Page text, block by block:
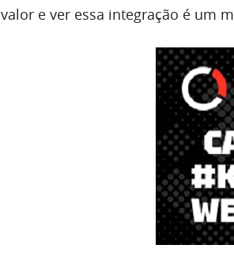
valor e ver essa integração é um